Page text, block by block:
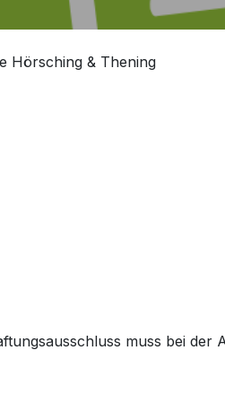
Hörsching & Thening
muss bei der